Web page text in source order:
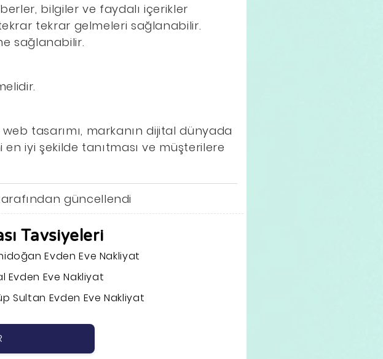
bilgiler ve faydalı içerikler
tekrar gelmeleri sağlanabilir.
sağlanabilir.
tasarımı, markanın dijital dünyada
iyi şekilde tanıtması ve müşterilere
güncellendi
Tavsiyeleri
Evden Eve Nakliyat
Evden Eve Nakliyat
Sultan Evden Eve Nakliyat